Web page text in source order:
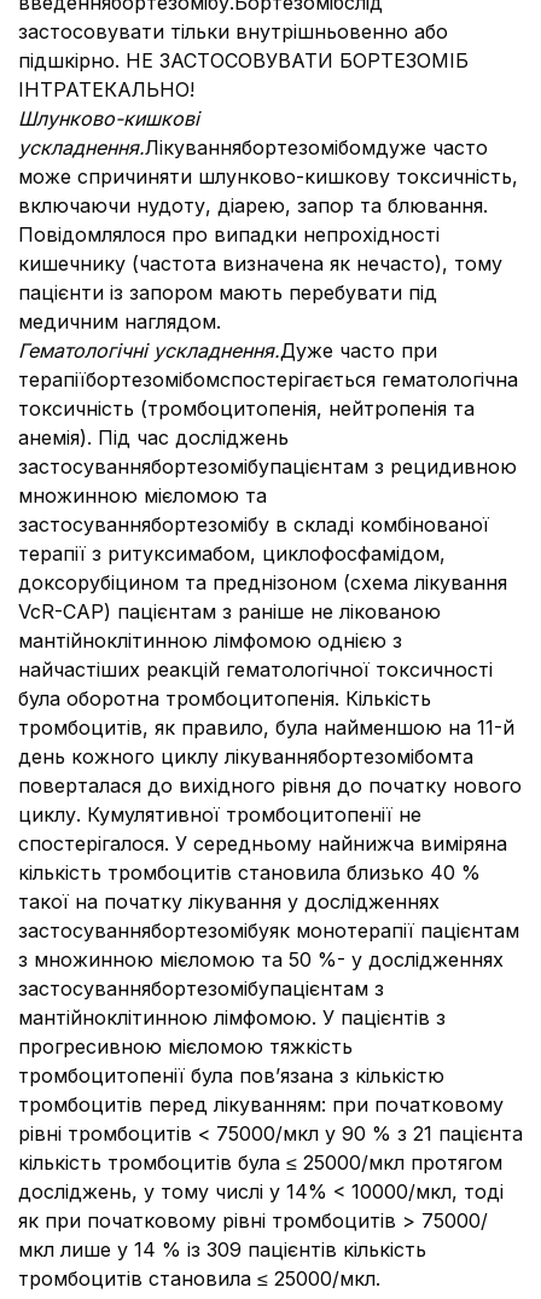
застосовувати тільки внутрішньовенно або
підшкірно. НЕ ЗАСТОСОВУВАТИ БОРТЕЗОМІБ
ІНТРАТЕКАЛЬНО!
Шлунково-кишкові
ускладнення.Лікуваннябортезомібомдуже часто
може спричиняти шлунково-кишкову токсичність,
включаючи нудоту, діарею, запор та блювання.
Повідомлялося про випадки непрохідності
кишечнику (частота визначена як нечасто), тому
пацієнти із запором мають перебувати під
медичним наглядом.
Гематологічні ускладнення.Дуже часто при
терапіїбортезомібомспостерігається гематологічна
токсичність (тромбоцитопенія, нейтропенія та
анемія). Під час досліджень
застосуваннябортезомібупацієнтам з рецидивною
множинною мієломою та
застосуваннябортезомібу в складі комбінованої
терапії з ритуксимабом, циклофосфамідом,
доксорубіцином та преднізоном (схема лікування
VcR-CAP) пацієнтам з раніше не лікованою
мантійноклітинною лімфомою однією з
найчастіших реакцій гематологічної токсичності
була оборотна тромбоцитопенія. Кількість
тромбоцитів, як правило, була найменшою на 11-й
день кожного циклу лікуваннябортезомібомта
поверталася до вихідного рівня до початку нового
циклу. Кумулятивної тромбоцитопенії не
спостерігалося. У середньому найнижча виміряна
кількість тромбоцитів становила близько 40 %
такої на початку лікування у дослідженнях
застосуваннябортезомібуяк монотерапії пацієнтам
з множинною мієломою та 50 %- у дослідженнях
застосуваннябортезомібупацієнтам з
мантійноклітинною лімфомою. У пацієнтів з
прогресивною мієломою тяжкість
тромбоцитопенії була пов’язана з кількістю
тромбоцитів перед лікуванням: при початковому
рівні тромбоцитів < 75000/мкл у 90 % з 21 пацієнта
кількість тромбоцитів була ≤ 25000/мкл протягом
досліджень, у тому числі у 14% < 10000/мкл, тоді
як при початковому рівні тромбоцитів > 75000/
мкл лише у 14 % із 309 пацієнтів кількість
тромбоцитів становила ≤ 25000/мкл.